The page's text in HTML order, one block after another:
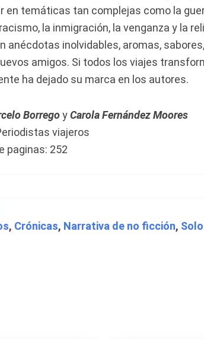
en temáticas tan complejas como la
la inmigración, la venganza y la
anécdotas inolvidables, aromas,
amigos. Si todos los viajes
ha dejado su marca en los autores.
BorregoyCarola Fernández Moores
viajeros
paginas: 252
, Crónicas, Narrativa de no ficción,